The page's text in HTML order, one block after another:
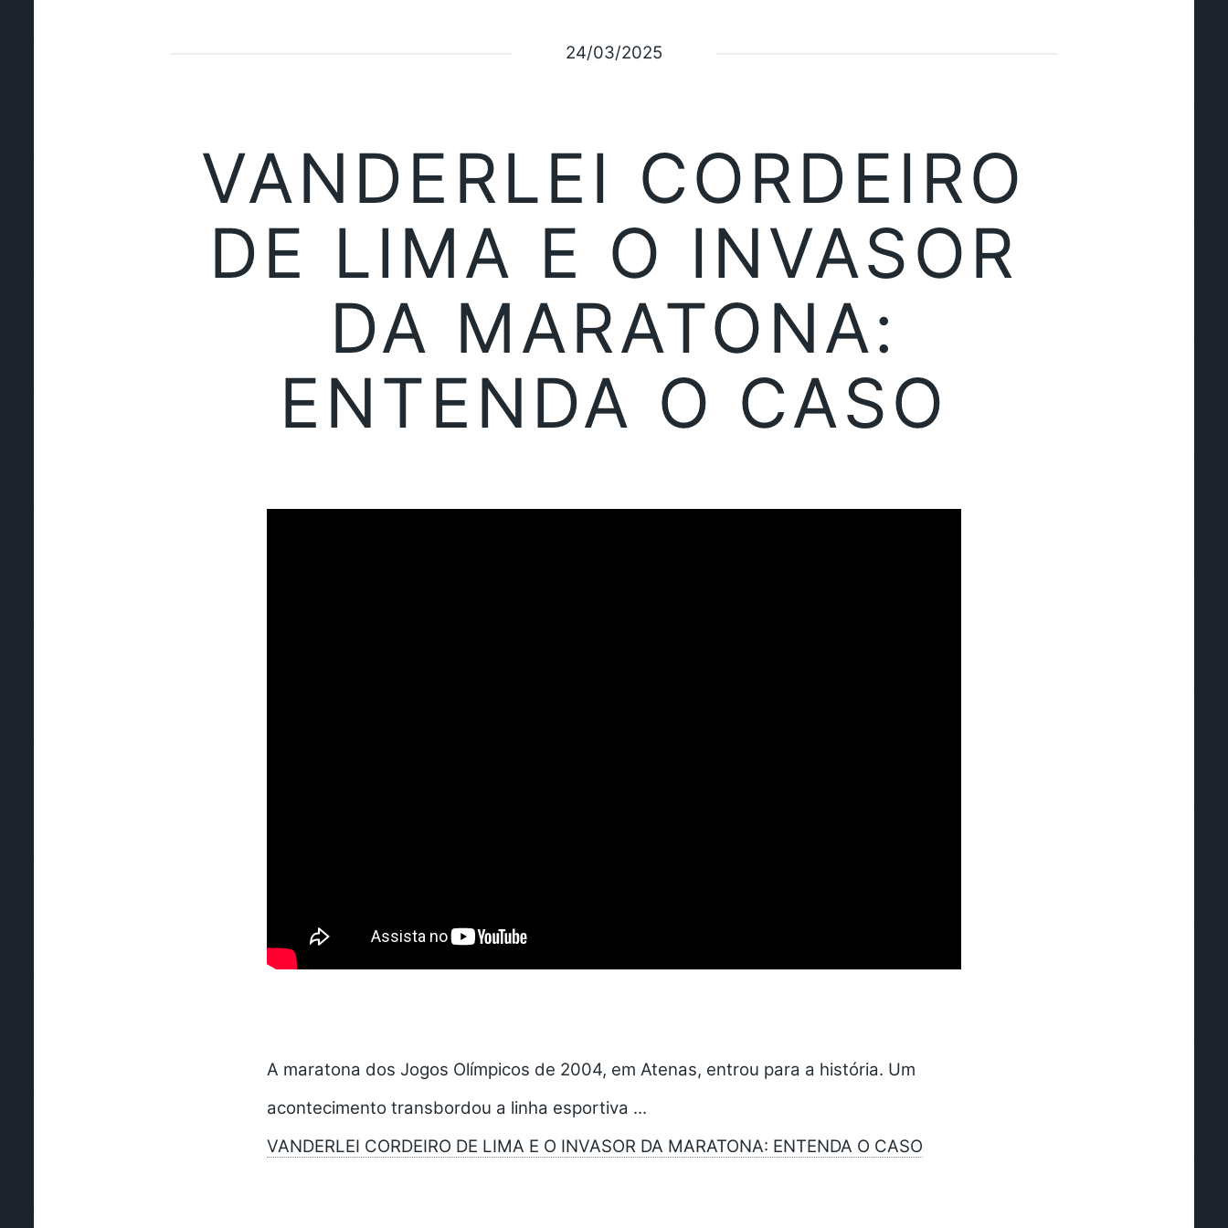
24/03/2025
VANDERLEI CORDEIRO
DE LIMA E O INVASOR
DA MARATONA:
ENTENDA O CASO
A maratona dos Jogos Olímpicos de 2004, em Atenas, entrou para a história. Um
acontecimento transbordou a linha esportiva ...
VANDERLEI CORDEIRO DE LIMA E O INVASOR DA MARATONA: ENTENDA O CASO